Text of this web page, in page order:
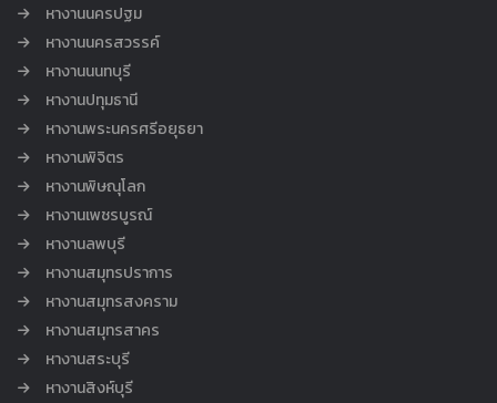
หางานนครปฐม
หางานนครสวรรค์
หางานนนทบุรี
หางานปทุมธานี
หางานพระนครศรีอยุธยา
หางานพิจิตร
หางานพิษณุโลก
หางานเพชรบูรณ์
หางานลพบุรี
หางานสมุทรปราการ
หางานสมุทรสงคราม
หางานสมุทรสาคร
หางานสระบุรี
หางานสิงห์บุรี